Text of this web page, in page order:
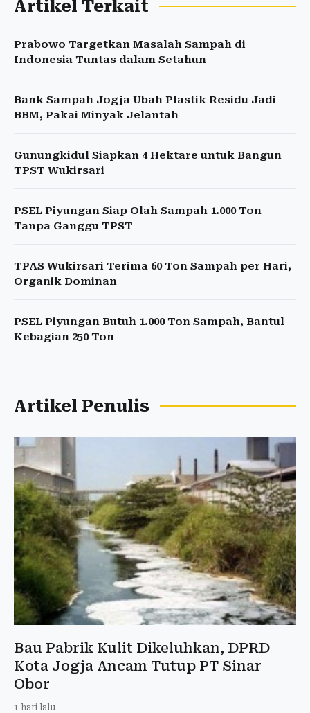
Artikel Terkait
Prabowo Targetkan Masalah Sampah di
Indonesia Tuntas dalam Setahun
Bank Sampah Jogja Ubah Plastik Residu Jadi
BBM, Pakai Minyak Jelantah
Gunungkidul Siapkan 4 Hektare untuk Bangun
TPST Wukirsari
PSEL Piyungan Siap Olah Sampah 1.000 Ton
Tanpa Ganggu TPST
TPAS Wukirsari Terima 60 Ton Sampah per Hari,
Organik Dominan
PSEL Piyungan Butuh 1.000 Ton Sampah, Bantul
Kebagian 250 Ton
Artikel Penulis
Bau Pabrik Kulit Dikeluhkan, DPRD
Kota Jogja Ancam Tutup PT Sinar
Obor
1 hari lalu